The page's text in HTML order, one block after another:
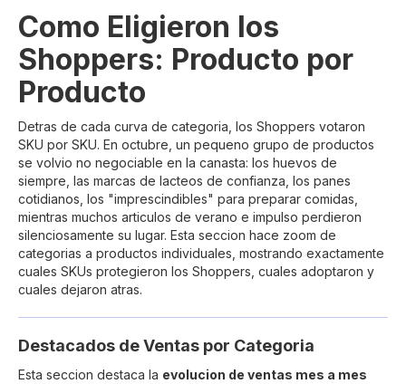
Como Eligieron los
Shoppers: Producto por
Producto
Detras de cada curva de categoria, los Shoppers votaron
SKU por SKU. En octubre, un pequeno grupo de productos
se volvio no negociable en la canasta: los huevos de
siempre, las marcas de lacteos de confianza, los panes
cotidianos, los "imprescindibles" para preparar comidas,
mientras muchos articulos de verano e impulso perdieron
silenciosamente su lugar. Esta seccion hace zoom de
categorias a productos individuales, mostrando exactamente
cuales SKUs protegieron los Shoppers, cuales adoptaron y
cuales dejaron atras.
Destacados de Ventas por Categoria
Esta seccion destaca la evolucion de ventas mes a mes